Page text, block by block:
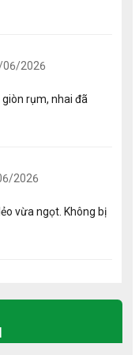
giới tính
khối lượng thực
chất mùa vụ, sẽ
có sự thay đổi.
06/2026
rụm, nhai đã
2026
vừa ngọt. Không bị